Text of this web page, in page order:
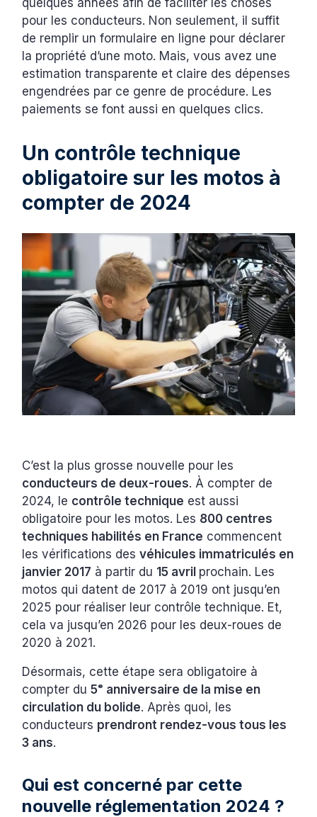
pour les conducteurs. Non seulement, il suffit
de remplir un formulaire en ligne pour déclarer
la propriété d’une moto. Mais, vous avez une
estimation transparente et claire des dépenses
engendrées par ce genre de procédure. Les
paiements se font aussi en quelques clics.
Un contrôle technique
obligatoire sur les motos à
compter de 2024
C’est la plus grosse nouvelle pour les
conducteurs de deux-roues. À compter de
2024, le contrôle technique est aussi
obligatoire pour les motos. Les 800 centres
techniques habilités en France commencent
les vérifications desvéhicules immatriculés en
janvier 2017 à partir du 15 avril prochain. Les
motos qui datent de 2017 à 2019 ont jusqu’en
2025 pour réaliser leur contrôle technique. Et,
cela va jusqu’en 2026 pour les deux-roues de
2020 à 2021.
Désormais, cette étape sera obligatoire à
compter du5ᵉ anniversaire de la mise en
circulation du bolide. Après quoi, les
conducteurs prendront rendez-vous tous les
3 ans.
Qui est concerné par cette
nouvelle réglementation 2024 ?